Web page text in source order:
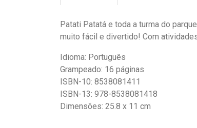
Patati Patatá e toda a turma do
muito fácil e divertido! Com
Idioma: Português
Grampeado: 16 páginas
ISBN-10: 8538081411
ISBN-13: 978-8538081418
Dimensões: 25.8 x 11 cm